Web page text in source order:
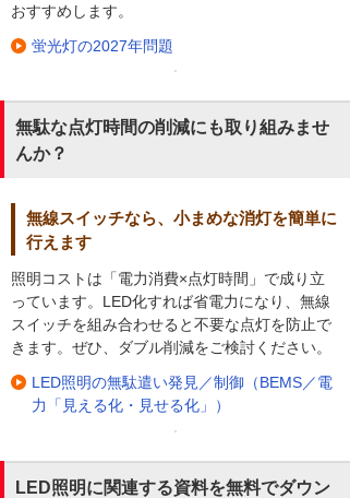
おすすめします。
蛍光灯の2027年問題
無駄な点灯時間の削減にも取り組みませ
んか？
無線スイッチなら、小まめな消灯を簡単に
行えます
照明コストは「電力消費×点灯時間」で成り立
っています。LED化すれば省電力になり、無線
スイッチを組み合わせると不要な点灯を防止で
きます。ぜひ、ダブル削減をご検討ください。
LED照明の無駄遣い発見／制御（BEMS／電
力「見える化・見せる化」）
LED照明に関連する資料を無料でダウン